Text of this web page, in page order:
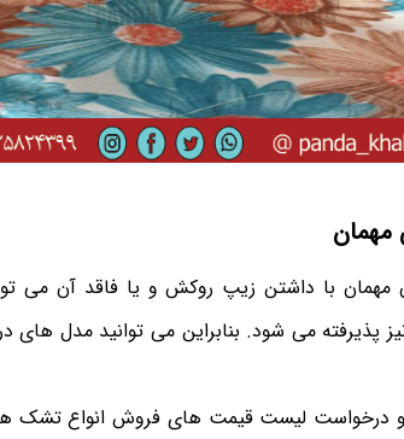
مهمان
با داشتن زیپ روکش و یا فاقد آن می
پذیرفته می شود. بنابراین می توانید مدل
و درخواست لیست قیمت های فروش انواع تشک